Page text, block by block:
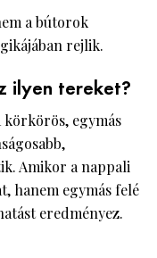
a bútorok
rejlik.
ilyen tereket?
körkörös, egymás
Amikor a nappali
hanem egymás felé
eredményez.